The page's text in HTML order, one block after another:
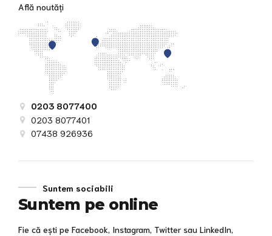
Află noutăți
0203 8077400
0203 8077401
07438 926936
Suntem sociabili
Suntem pe online
Fie că ești pe Facebook, Instagram, Twitter sau LinkedIn,